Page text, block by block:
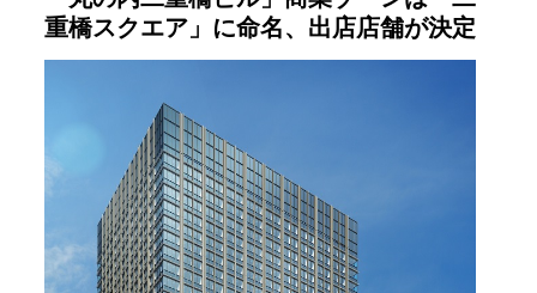
重橋スクエア」に命名、出店店舗が決定